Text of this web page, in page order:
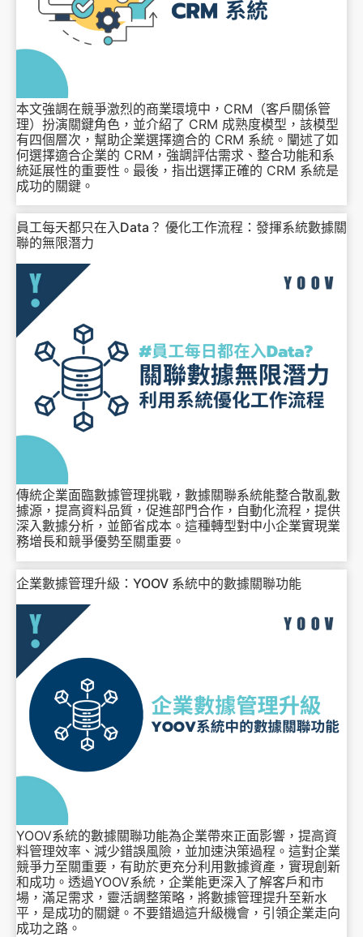
本文強調在競爭激烈的商業環境中，CRM（客戶關係管
理）扮演關鍵角色，並介紹了 CRM 成熟度模型，該模型
有四個層次，幫助企業選擇適合的 CRM 系統。闡述了如
何選擇適合企業的 CRM，強調評估需求、整合功能和系
統延展性的重要性。最後，指出選擇正確的 CRM 系統是
成功的關鍵。
員工每天都只在入Data？ 優化工作流程：發揮系統數據關
聯的無限潛力
傳統企業面臨數據管理挑戰，數據關聯系統能整合散亂數
據源，提高資料品質，促進部門合作，自動化流程，提供
深入數據分析，並節省成本。這種轉型對中小企業實現業
務增長和競爭優勢至關重要。
企業數據管理升級：YOOV 系統中的數據關聯功能
YOOV系統的數據關聯功能為企業帶來正面影響，提高資
料管理效率、減少錯誤風險，並加速決策過程。這對企業
競爭力至關重要，有助於更充分利用數據資產，實現創新
和成功。透過YOOV系統，企業能更深入了解客戶和市
場，滿足需求，靈活調整策略，將數據管理提升至新水
平，是成功的關鍵。不要錯過這升級機會，引領企業走向
成功之路。